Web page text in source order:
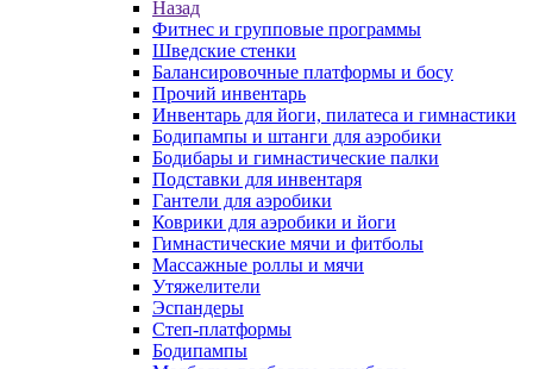
Назад
Фитнес и групповые программы
Шведские стенки
Балансировочные платформы и босу
Прочий инвентарь
Инвентарь для йоги, пилатеса и гимнастики
Бодипампы и штанги для аэробики
Бодибары и гимнастические палки
Подставки для инвентаря
Гантели для аэробики
Коврики для аэробики и йоги
Гимнастические мячи и фитболы
Массажные роллы и мячи
Утяжелители
Эспандеры
Степ-платформы
Бодипампы